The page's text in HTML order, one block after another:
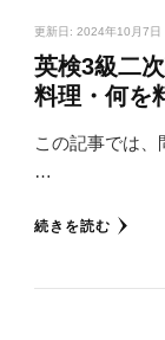
更新日: 2024年10月7日
英検3級二
料理・何を
この記事では
…
続きを読む